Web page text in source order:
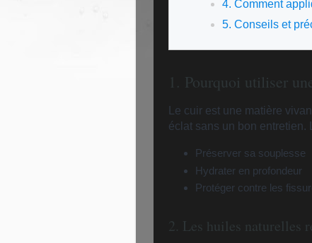
4. Comment
5. Conseils et
1. Pourquoi utiliser
Le cuir est une matière
éclat sans un bon entretien.
Préserver sa souplesse
Hydrater en profondeur
Protéger contre les
2. Les huiles naturelles